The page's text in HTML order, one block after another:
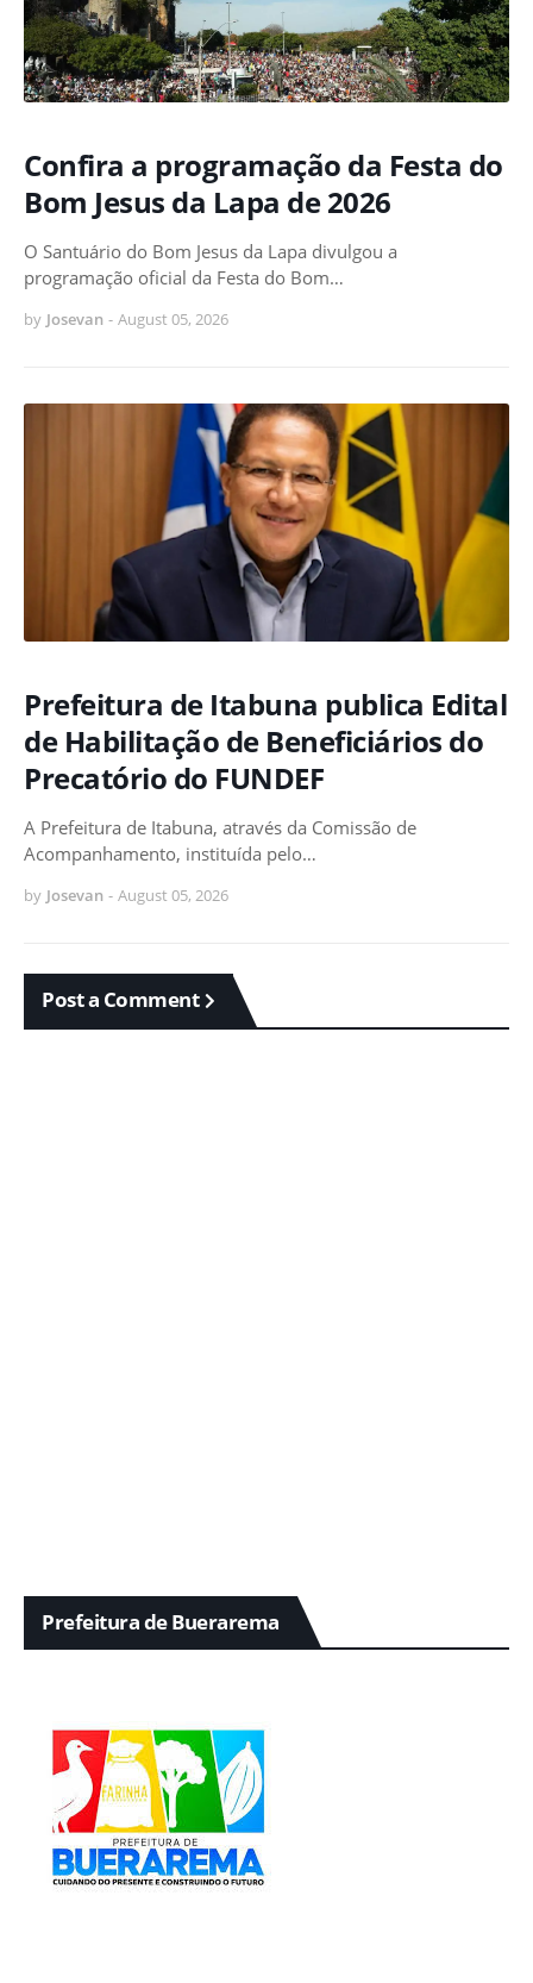
Confira a programação da Festa do
Bom Jesus da Lapa de 2026
O Santuário do Bom Jesus da Lapa divulgou a
programação oficial da Festa do Bom…
by Josevan - August 05, 2026
Prefeitura de Itabuna publica Edital
de Habilitação de Beneficiários do
Precatório do FUNDEF
A Prefeitura de Itabuna, através da Comissão de
Acompanhamento, instituída pelo…
by Josevan - August 05, 2026
Post a Comment
Prefeitura de Buerarema